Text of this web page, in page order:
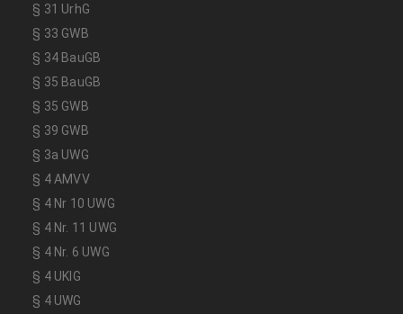
§ 31 UrhG
§ 33 GWB
§ 34 BauGB
§ 35 BauGB
§ 35 GWB
§ 39 GWB
§ 3a UWG
§ 4 AMVV
§ 4 Nr 10 UWG
§ 4 Nr. 11 UWG
§ 4 Nr. 6 UWG
§ 4 UKlG
§ 4 UWG